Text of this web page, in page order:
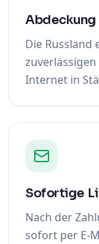
Abdeckung
Die Russland
Internet in
Sofortige
Nach der
sofort per E-